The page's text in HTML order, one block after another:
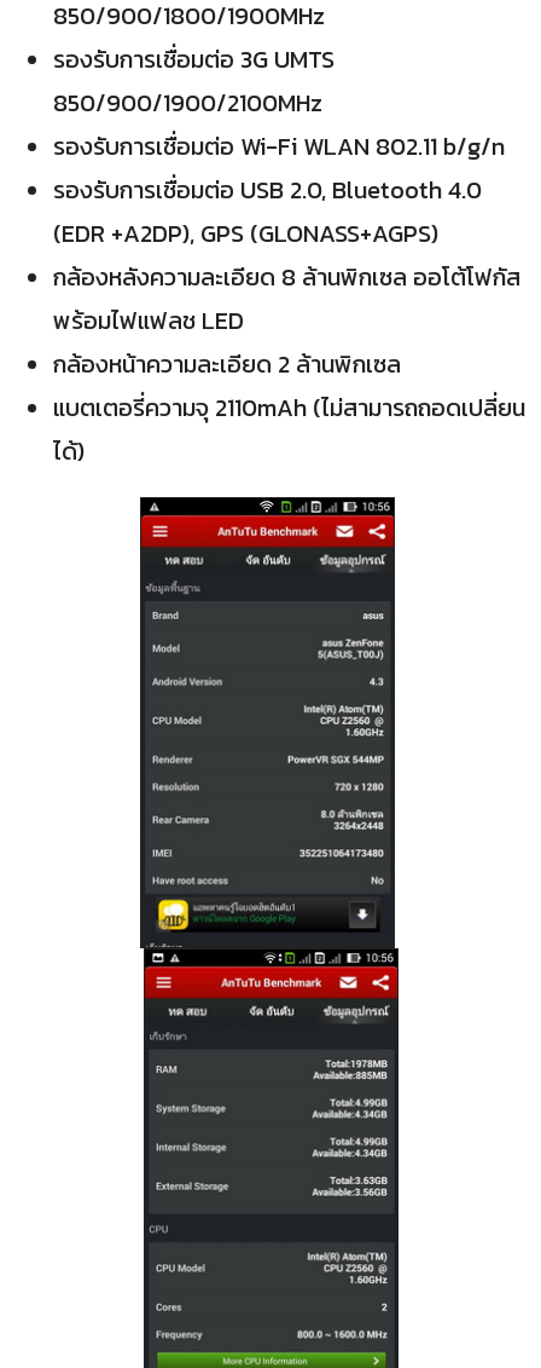
850/900/1800/1900MHz
รองรับการเชื่อมต่อ 3G UMTS
850/900/1900/2100MHz
รองรับการเชื่อมต่อ Wi-Fi WLAN 802.11 b/g/n
รองรับการเชื่อมต่อ USB 2.0, Bluetooth 4.0
(EDR +A2DP), GPS (GLONASS+AGPS)
กล้องหลังความละเอียด 8 ล้านพิกเซล ออโต้โฟกัส
พร้อมไฟแฟลช LED
กล้องหน้าความละเอียด 2 ล้านพิกเซล
แบตเตอรี่ความจุ 2110mAh (ไม่สามารถถอดเปลี่ยน
ได้)